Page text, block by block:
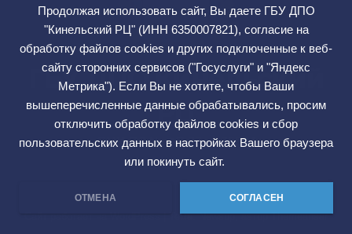
Продолжая использовать сайт, Вы даете ГБУ ДПО
"Кинельский РЦ" (ИНН 6350007821), согласие на
обработку файлов cookies и других подключенные к веб-
сайту сторонних сервисов ("Госуслуги" и "Яндекс
Метрика"). Если Вы не хотите, чтобы Ваши
вышеперечисленные данные обрабатывались, просим
отключить обработку файлов cookies и сбор
пользовательских данных в настройках Вашего браузера
или покинуть сайт.
ОТМЕНА СОГЛАСЕН
ГБУ ДПО Кинельский
РЦ
СМИ ЭЛ № ФС 77 — 75564
Тема: Newsup, авторThemeansar